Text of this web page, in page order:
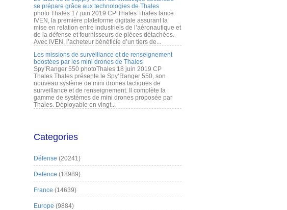
se prépare grâce aux technologies de Thales
photo Thales 17 juin 2019 CP Thales Thales lance
IVEN, la première plateforme digitale assurant la
mise en relation entre industriels de l’aéronautique et
de la défense et fournisseurs de pièces détachées.
Avec IVEN, l’acheteur bénéficie d’un tiers de...
Les missions de surveillance et de renseignement
boostées par les mini drones de Thales
Spy’Ranger 550 photoThales 18 juin 2019 CP
Thales Thales présente le Spy’Ranger 550, son
nouveau système de mini drones tactiques de
surveillance et de renseignement. Il complète la
gamme de systèmes de mini drones proposée par
Thales. Déployable en vingt...
Categories
Défense (20241)
Defence (18989)
France (14639)
Europe (9884)